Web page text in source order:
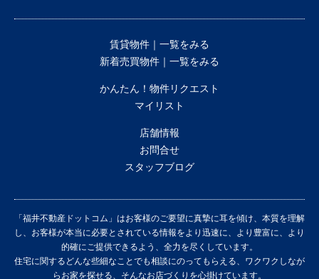
賃貸物件｜一覧をみる
新着売買物件｜一覧をみる
かんたん！物件リクエスト
マイリスト
店舗情報
お問合せ
スタッフブログ
「福井不動産ドットコム」はお客様のご要望に真摯に耳を傾け、本質を理解
し、お客様が本当に必要とされている情報をより迅速に、より豊富に、より
的確にご提供できるよう、全力を尽くしています。
住宅に関するどんな些細なことでも相談にのってもらえる、ワクワクしなが
らお家を探せる、そんなお店づくりを心掛けています。